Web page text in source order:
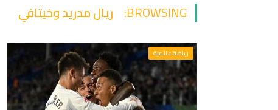
BROWSING: ريال مدريد وخيتافي
رياضة عالمية